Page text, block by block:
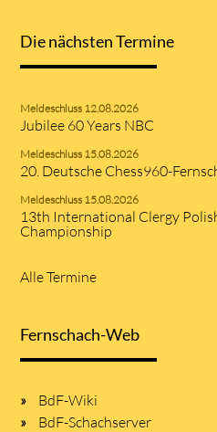
Die nächsten Termine
Meldeschluss 12.08.2026
Jubilee 60 Years NBC
Meldeschluss 15.08.2026
20. Deutsche Chess960-
Meldeschluss 15.08.2026
13th International Clergy
Championship
Alle Termine
Fernschach-Web
BdF-Wiki
BdF-Schachserver